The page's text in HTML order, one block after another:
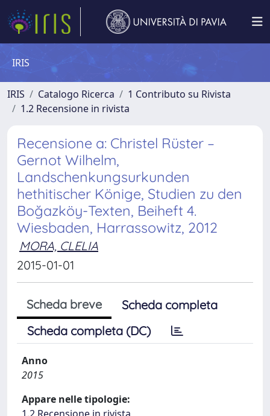
IRIS
IRIS Catalogo Ricerca
1 Contributo su Rivista
1.2 Recensione in rivista
Recensione a: Christel Rüster –
Gernot Wilhelm,
Landschenkungsurkunden
hethitischer Könige, Studien zu den
Boğazköy-Texten, Beiheft 4.
Wiesbaden, Harrassowitz, 2012
MORA, CLELIA
2015-01-01
Scheda breve
Scheda completa
Scheda completa (DC)
Anno
2015
Appare nelle tipologie: